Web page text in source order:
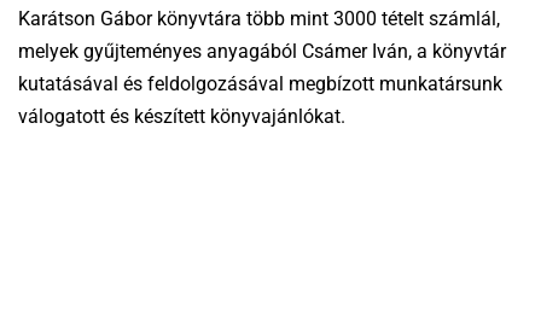
Karátson Gábor könyvtára több mint 3000 tételt számlál,
melyek gyűjteményes anyagából Csámer Iván, a könyvtár
kutatásával és feldolgozásával megbízott munkatársunk
válogatott és készített könyvajánlókat.